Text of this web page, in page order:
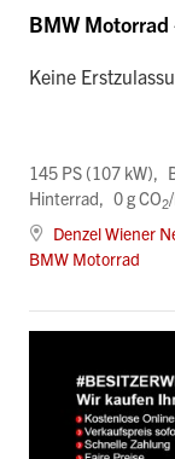
BMW Motorrad
Keine
145 PS (107 kW)
Hinterrad
0 g CO2
Denzel Wiener
BMW Motorrad